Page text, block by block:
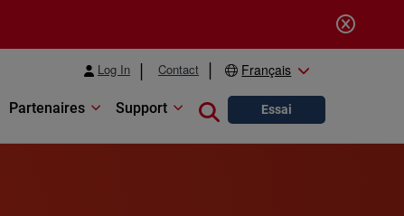
Log In Contact Français
Partenaires Support Close search
Essai